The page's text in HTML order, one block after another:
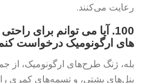
رعایت می‌کنند.
100. آیا می توانم برای
های ارگونومیک درخواست
بله، ژنگ طرح‌های ارگونومیک، از
پنل‌های پشتی، و تسمه‌های کمری را